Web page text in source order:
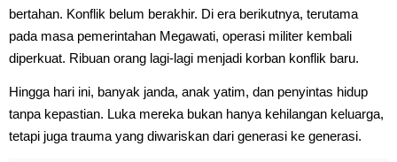
bertahan. Konflik belum berakhir. Di era berikutnya, terutama
pada masa pemerintahan Megawati, operasi militer kembali
diperkuat. Ribuan orang lagi-lagi menjadi korban konflik baru.
Hingga hari ini, banyak janda, anak yatim, dan penyintas hidup
tanpa kepastian. Luka mereka bukan hanya kehilangan keluarga,
tetapi juga trauma yang diwariskan dari generasi ke generasi.